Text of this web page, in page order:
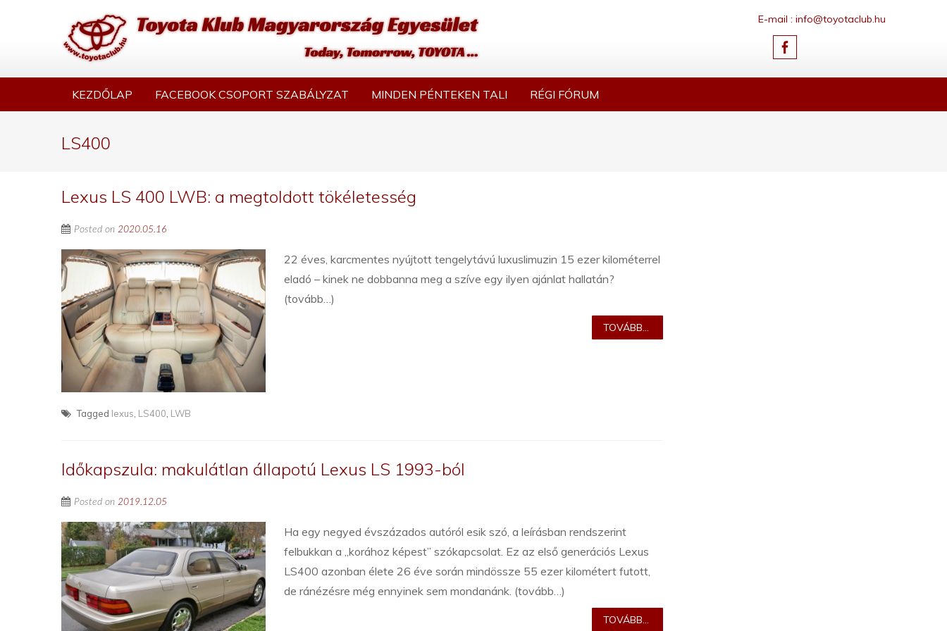
E-mail : info@toyotaclub.hu
KEZDŐLAP FACEBOOK CSOPORT SZABÁLYZAT MINDEN PÉNTEKEN TALI RÉGI FÓRUM
LS400
Lexus LS 400 LWB: a megtoldott tökéletesség
Posted on 2020.05.16
22 éves, karcmentes nyújtott tengelytávú luxuslimuzin 15 ezer kilométerrel
eladó – kinek ne dobbanna meg a szíve egy ilyen ajánlat hallatán?
(tovább…)
TOVÁBB...
Tagged lexus, LS400, LWB
Időkapszula: makulátlan állapotú Lexus LS 1993-ból
Posted on 2019.12.05
Ha egy negyed évszázados autóról esik szó, a leírásban rendszerint
felbukkan a „korához képest” szókapcsolat. Ez az első generációs Lexus
LS400 azonban élete 26 éve során mindössze 55 ezer kilométert futott,
de ránézésre még ennyinek sem mondanánk. (tovább…)
TOVÁBB...